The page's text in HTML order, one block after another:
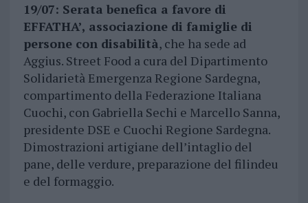
19/07: Serata benefica a favore di
EFFATHA’, associazione di famiglie di
persone con disabilità, che ha sede ad
Aggius. Street Food a cura del Dipartimento
Solidarietà Emergenza Regione Sardegna,
compartimento della Federazione Italiana
Cuochi, con Gabriella Sechi e Marcello Sanna,
presidente DSE e Cuochi Regione Sardegna.
Dimostrazioni artigiane dell’intaglio del
pane, delle verdure, preparazione del filindeu
e del formaggio.